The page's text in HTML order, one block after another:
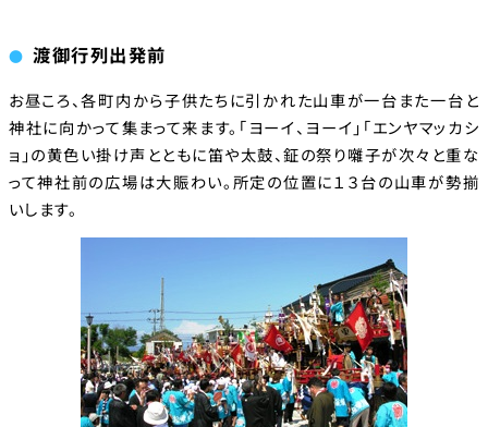
渡御行列出発前
お昼ころ、各町内から子供たちに引かれた山車が一台また一台と
神社に向かって集まって来ます。「ヨーイ、ヨーイ」「エンヤマッカシ
ョ」の黄色い掛け声とともに笛や太鼓、鉦の祭り囃子が次々と重な
って神社前の広場は大賑わい。所定の位置に１３台の山車が勢揃
いします。